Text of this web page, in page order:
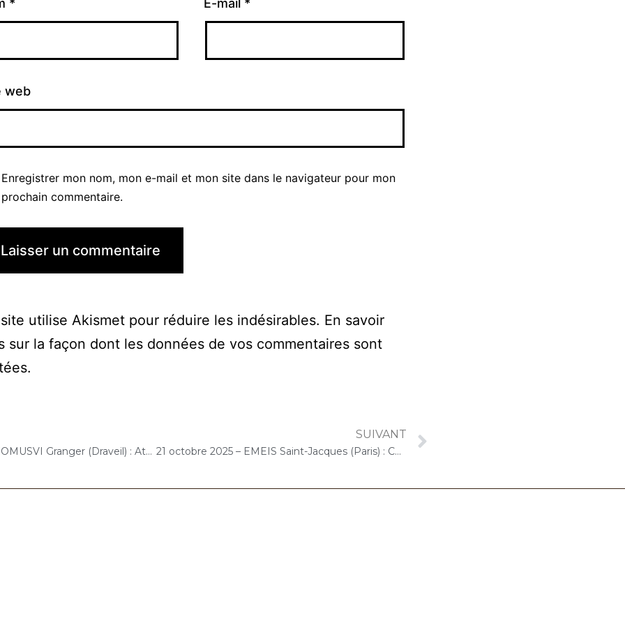
* E-mail *
web
Enregistrer mon nom, mon e-mail et mon site dans le navigateur pour mon
prochain commentaire.
utilise Akismet pour réduire les indésirables. En savoir
sur la façon dont les données de vos commentaires sont
.
16 octobre 2025 – DOMUSVI Granger (Draveil) : Atelier « Musique et bien-être, relaxation et détente au son du violoncelle »
SUIVANT
21 octobre 2025 – EMEIS Saint-Jacques (Paris) : Concert « Cello Solo »